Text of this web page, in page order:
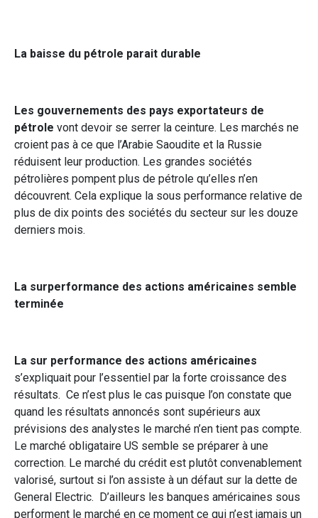
La baisse du pétrole parait durable
Les gouvernements des pays exportateurs de
pétrole vont devoir se serrer la ceinture. Les marchés ne
croient pas à ce que l’Arabie Saoudite et la Russie
réduisent leur production. Les grandes sociétés
pétrolières pompent plus de pétrole qu’elles n’en
découvrent. Cela explique la sous performance relative de
plus de dix points des sociétés du secteur sur les douze
derniers mois.
La surperformance des actions américaines semble
terminée
La sur performance des actions américaines
s’expliquait pour l’essentiel par la forte croissance des
résultats. Ce n’est plus le cas puisque l’on constate que
quand les résultats annoncés sont supérieurs aux
prévisions des analystes le marché n’en tient pas compte.
Le marché obligataire US semble se préparer à une
correction. Le marché du crédit est plutôt convenablement
valorisé, surtout si l’on assiste à un défaut sur la dette de
General Electric. D’ailleurs les banques américaines sous
performent le marché en ce moment ce qui n’est jamais un